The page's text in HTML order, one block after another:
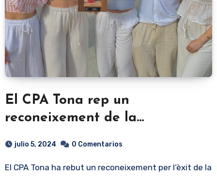
El CPA Tona rep un
reconeixement de la
julio 5, 2024 0 Comentarios
El CPA Tona ha rebut un reconeixement per l’èxit de la